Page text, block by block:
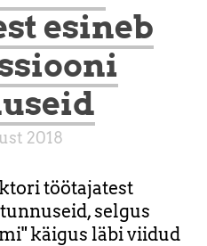
esineb
2018
töötajatest
selgus
käigus läbi viidud